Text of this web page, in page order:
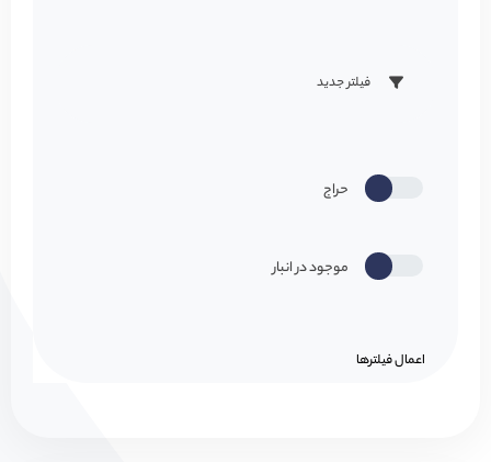
فیلتر جدید
حراج
موجود در انبار
اعمال فیلتر‌ها